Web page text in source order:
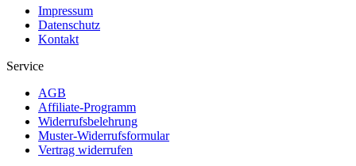
Impressum
Datenschutz
Kontakt
Service
AGB
Affiliate-Programm
Widerrufsbelehrung
Muster-Widerrufsformular
Vertrag widerrufen